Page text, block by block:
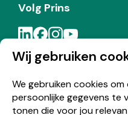
Wij gebruiken
We gebruiken cookies
persoonlijke gegevens te
tonen die voor jou
Volg Prins
Meld je aan voor de